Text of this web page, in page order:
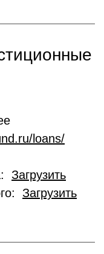
loans/
Загрузить
Загрузить